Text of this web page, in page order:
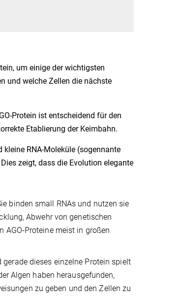
um einige der wichtigsten
und welche Zellen die nächste
Protein ist entscheidend für den
Etablierung der Keimbahn.
RNA-Moleküle (sogennante
zeigt, dass die Evolution elegante
binden small RNAs und nutzen sie
Abwehr von genetischen
AGO-Proteine meist in großen
dieses einzelne Protein spielt
Algen haben herausgefunden,
zu geben und den Zellen zu